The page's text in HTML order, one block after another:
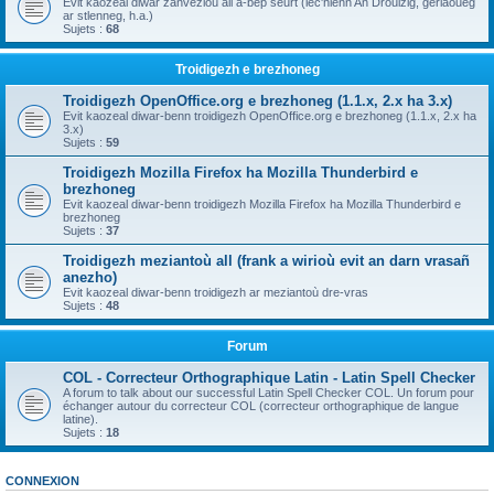
ar stlenneg, h.a.)
Sujets : 68
Troidigezh e brezhoneg
Troidigezh OpenOffice.org e brezhoneg (1.1.x, 2.x ha 3.x)
Evit kaozeal diwar-benn troidigezh OpenOffice.org e brezhoneg (1.1.x, 2.x ha
3.x)
Sujets : 59
Troidigezh Mozilla Firefox ha Mozilla Thunderbird e
brezhoneg
Evit kaozeal diwar-benn troidigezh Mozilla Firefox ha Mozilla Thunderbird e
brezhoneg
Sujets : 37
Troidigezh meziantoù all (frank a wirioù evit an darn vrasañ
anezho)
Evit kaozeal diwar-benn troidigezh ar meziantoù dre-vras
Sujets : 48
Forum
COL - Correcteur Orthographique Latin - Latin Spell Checker
A forum to talk about our successful Latin Spell Checker COL. Un forum pour
échanger autour du correcteur COL (correcteur orthographique de langue
latine).
Sujets : 18
CONNEXION